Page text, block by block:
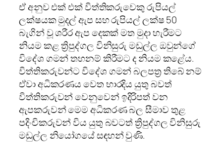
ඒ අනුව එක් එක් විත්තිකරුවෙකු රුපියල්
ලක්ෂයක මුදල් ඇප සහ රුපියල් ලක්ෂ 50
බැගින් වූ ශරීර ඇප දෙකක් මත මුදා හැරීමට
නියම කළ ත්‍රිපුද්ගල විනිසුරු මඩුල්ල ඔවුන්ගේ
විදේශ ගමන් තහනම් කිරීමට ද නියම කළේය.
විත්තිකරුවන්ට විදේශ ගමන් බලපත්‍ර තිබේ නම්
ඒවා අධිකරණය වෙත භාරදිය යුතු බවත්
විත්තිකරුවන් වෙනුවෙන් ඉදිරිපත් වන
ඇපකරුවන් මෙම අධිකරණ බල සීමාව තුළ
පදිංචිකරුවන් විය යුතු බවටත් ත්‍රිපුද්ගල විනිසුරු
මඩුල්ල නියෝගයේ සඳහන් වුණි.